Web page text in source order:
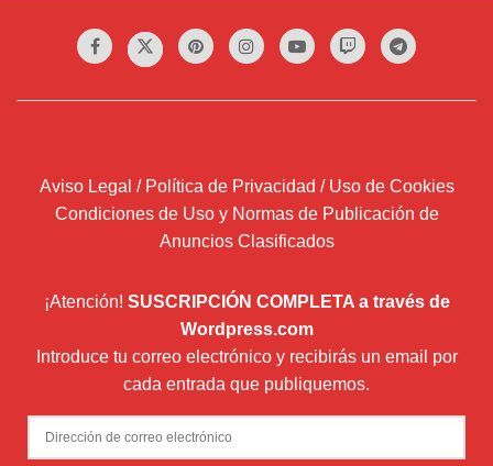
Aviso Legal / Política de Privacidad / Uso de Cookies
Condiciones de Uso y Normas de Publicación de
Anuncios Clasificados
¡Atención! SUSCRIPCIÓN COMPLETA a través de
Wordpress.com
Introduce tu correo electrónico y recibirás un email por
cada entrada que publiquemos.
Dirección
de